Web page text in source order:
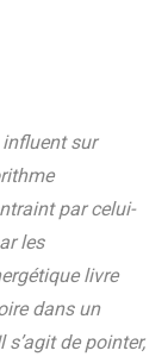
sur
par celui-
les
livre
dans un
de pointer,